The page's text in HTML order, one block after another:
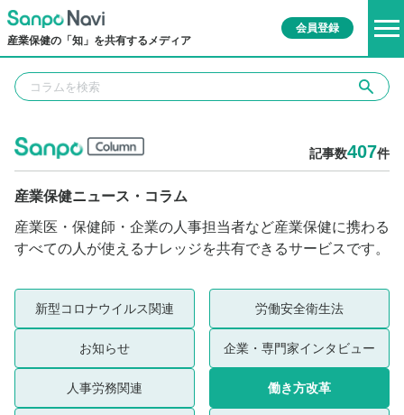
産業保健の「知」を共有するメディア
会員登録
産業保健ニュース・コラム
産業医・保健師・企業の人事担当者など産業保健に携わる
すべての人が使えるナレッジを共有できるサービスです。
記事数407件
新型コロナウイルス関連 労働安全衛生法
お知らせ 企業・専門家インタビュー
人事労務関連 働き方改革